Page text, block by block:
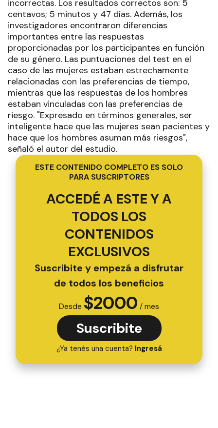
incorrectas. Los resultados correctos son: 5
centavos; 5 minutos y 47 días. Además, los
investigadores encontraron diferencias
importantes entre las respuestas
proporcionadas por los participantes en función
de su género. Las puntuaciones del test en el
caso de las mujeres estaban estrechamente
relacionadas con las preferencias de tiempo,
mientras que las respuestas de los hombres
estaban vinculadas con las preferencias de
riesgo. "Expresado en términos generales, ser
inteligente hace que las mujeres sean pacientes y
hace que los hombres asuman más riesgos",
señaló el autor del estudio.
ESTE CONTENIDO COMPLETO ES SOLO
PARA SUSCRIPTORES
ACCEDÉ A ESTE Y A
TODOS LOS
CONTENIDOS
EXCLUSIVOS
Suscribite y empezá a disfrutar
de todos los beneficios
Desde $2000 / mes
Suscribite
¿Ya tenés una cuenta? Ingresá